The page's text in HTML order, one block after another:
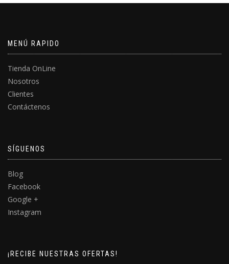
MENÚ RAPIDO
Tienda OnLine
Nosotros
Clientes
Contáctenos
SÍGUENOS
Blog
Facebook
Google +
Instagram
¡RECIBE NUESTRAS OFERTAS!